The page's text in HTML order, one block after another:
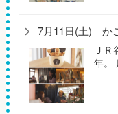
7月11日(土) か
Ｊ
年。